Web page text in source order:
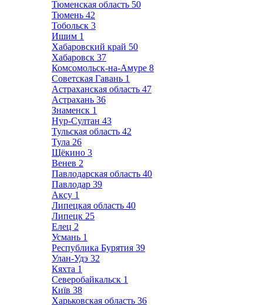
Тюменская область 50
Тюмень 42
Тобольск 3
Ишим 1
Хабаровский край 50
Хабаровск 37
Комсомольск-на-Амуре 8
Советская Гавань 1
Астраханская область 47
Астрахань 36
Знаменск 1
Нур-Султан 43
Тульская область 42
Тула 26
Щёкино 3
Венев 2
Павлодарская область 40
Павлодар 39
Аксу 1
Липецкая область 40
Липецк 25
Елец 2
Усмань 1
Республика Бурятия 39
Улан-Удэ 32
Кяхта 1
Северобайкальск 1
Київ 38
Харьковская область 36